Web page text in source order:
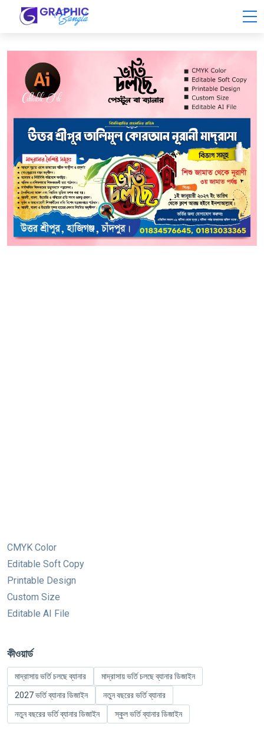
CMYK Color
Editable Soft Copy
Printable Design
Custom Size
Editable AI File
কীওয়ার্ড
মাদ্রাসায় ভর্তি চলছে ব্যানার
মাদ্রাসায় ভর্তি চলছে ব্যানার ডিজাইন
2027 ভর্তি ব্যানার ডিজাইন
নতুন বছরের ভর্তি ব্যানার
নতুন বছরের ভর্তি ব্যানার ডিজাইন
স্কুল ভর্তি ব্যানার ডিজাইন